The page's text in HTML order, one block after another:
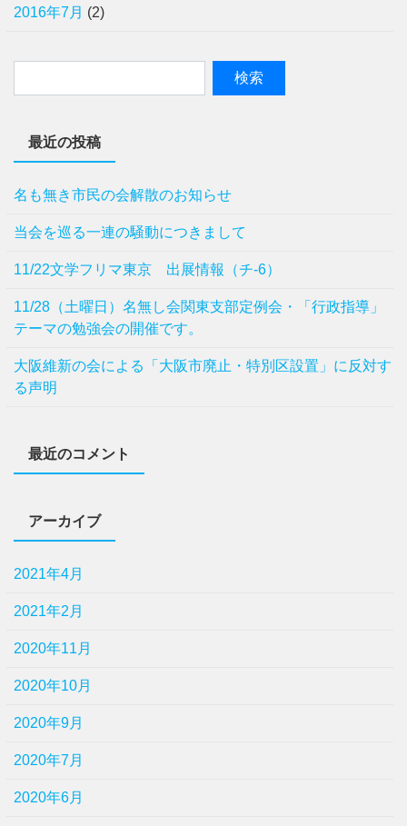
2016年7月 (2)
最近の投稿
名も無き市民の会解散のお知らせ
当会を巡る一連の騒動につきまして
11/22文学フリマ東京 出展情報（チ-6）
11/28（土曜日）名無し会関東支部定例会・「行政指導」
テーマの勉強会の開催です。
⼤阪維新の会による「⼤阪市廃⽌・特別区設置」に反対す
る声明
最近のコメント
アーカイブ
2021年4月
2021年2月
2020年11月
2020年10月
2020年9月
2020年7月
2020年6月